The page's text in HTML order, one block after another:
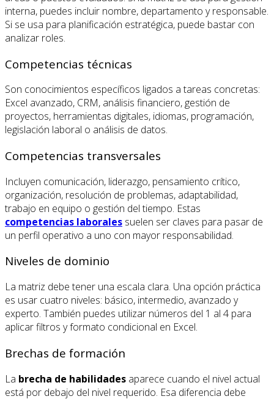
interna, puedes incluir nombre, departamento y responsable.
Si se usa para planificación estratégica, puede bastar con
analizar roles.
Competencias técnicas
Son conocimientos específicos ligados a tareas concretas:
Excel avanzado, CRM, análisis financiero, gestión de
proyectos, herramientas digitales, idiomas, programación,
legislación laboral o análisis de datos.
Competencias transversales
Incluyen comunicación, liderazgo, pensamiento crítico,
organización, resolución de problemas, adaptabilidad,
trabajo en equipo o gestión del tiempo. Estas
competencias laborales suelen ser claves para pasar de
un perfil operativo a uno con mayor responsabilidad.
Niveles de dominio
La matriz debe tener una escala clara. Una opción práctica
es usar cuatro niveles: básico, intermedio, avanzado y
experto. También puedes utilizar números del 1 al 4 para
aplicar filtros y formato condicional en Excel.
Brechas de formación
La brecha de habilidades aparece cuando el nivel actual
está por debajo del nivel requerido. Esa diferencia debe